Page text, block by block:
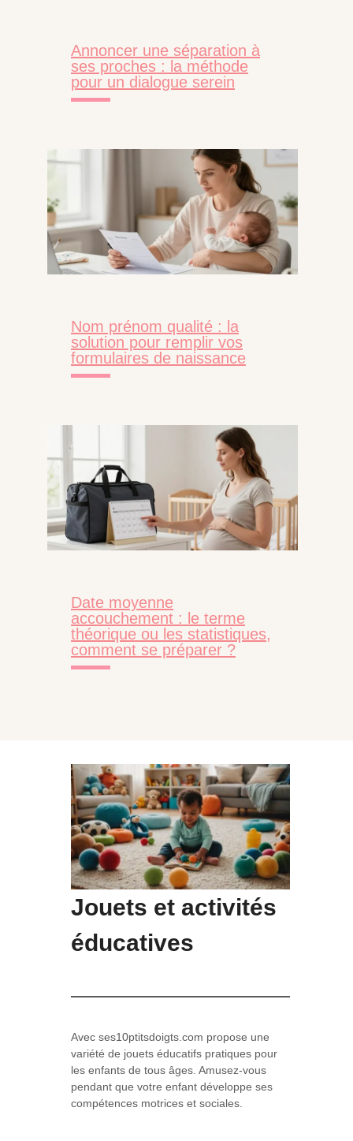
Annoncer une séparation à
ses proches : la méthode
pour un dialogue serein
Nom prénom qualité : la
solution pour remplir vos
formulaires de naissance
Date moyenne
accouchement : le terme
théorique ou les statistiques,
comment se préparer ?
Jouets et activités
éducatives
Avec ses10ptitsdoigts.com propose une
variété de jouets éducatifs pratiques pour
les enfants de tous âges. Amusez-vous
pendant que votre enfant développe ses
compétences motrices et sociales.